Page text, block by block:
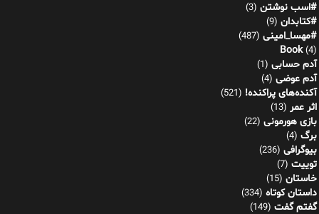
#اسب نوشتن (3)
#کتابدان (9)
#مهسا_امینی (487)
Book(4)
آدم حسابی (1)
آدم عوضی (4)
آکنده‌های پراکنده! (521)
اثر عمر (13)
بازی هورمونی (22)
برگ (4)
بیوگرافی (236)
توییت (7)
خاستان (15)
داستان کوتاه (334)
گفتم گفت (149)